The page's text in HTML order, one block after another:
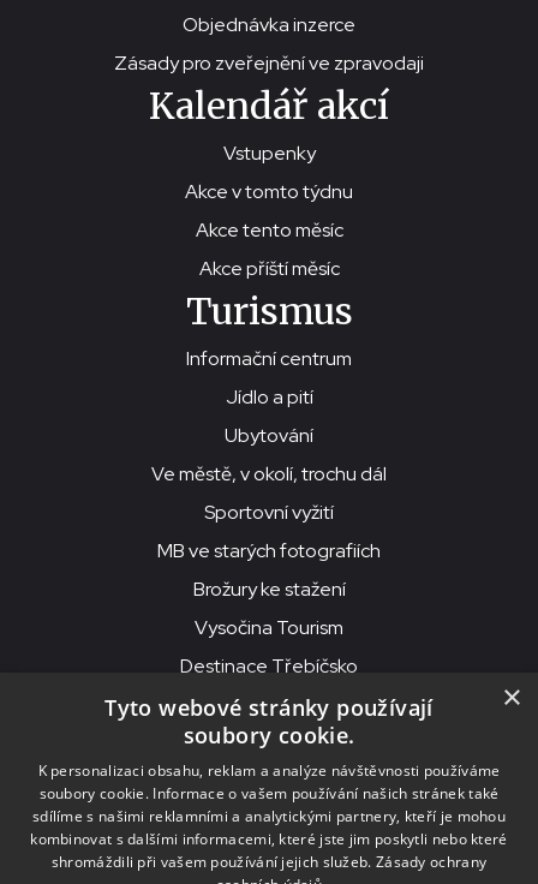
Objednávka inzerce
Zásady pro zveřejnění ve zpravodaji
Kalendář akcí
Vstupenky
Akce v tomto týdnu
Akce tento měsíc
Akce příští měsíc
Turismus
Informační centrum
Jídlo a pití
Ubytování
Ve městě, v okolí, trochu dál
Sportovní vyžití
MB ve starých fotografiích
Brožury ke stažení
Vysočina Tourism
Destinace Třebíčsko
© 2026MKS Beseda Mor. Budějovice
MKS Beseda, příspěvková organizace, Purcnerova 62, 676 02
Moravské Budějovice
IČO: 00091758, DIČ: CZ00091758, ID datové schránky: chjn2kd
×
Tyto webové stránky používají
soubory cookie.
K personalizaci obsahu, reklam a analýze návštěvnosti používáme
soubory cookie. Informace o vašem používání našich stránek také
sdílíme s našimi reklamními a analytickými partnery, kteří je mohou
kombinovat s dalšími informacemi, které jste jim poskytli nebo které
shromáždili při vašem používání jejich služeb. Zásady ochrany